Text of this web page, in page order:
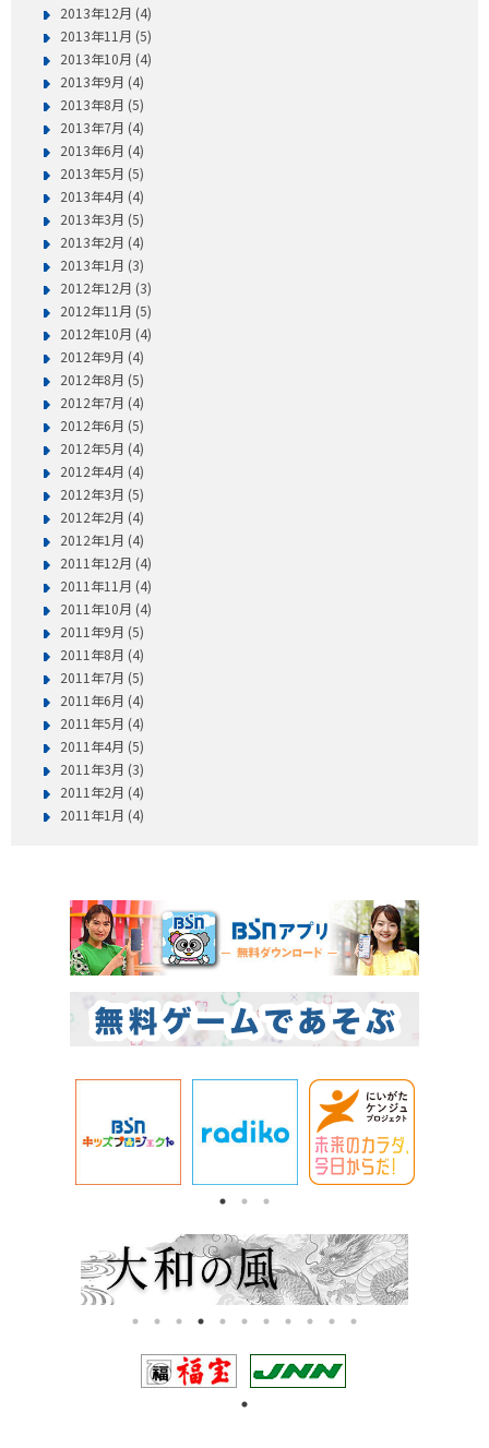
2013年12月 (4)
2013年11月 (5)
2013年10月 (4)
2013年9月 (4)
2013年8月 (5)
2013年7月 (4)
2013年6月 (4)
2013年5月 (5)
2013年4月 (4)
2013年3月 (5)
2013年2月 (4)
2013年1月 (3)
2012年12月 (3)
2012年11月 (5)
2012年10月 (4)
2012年9月 (4)
2012年8月 (5)
2012年7月 (4)
2012年6月 (5)
2012年5月 (4)
2012年4月 (4)
2012年3月 (5)
2012年2月 (4)
2012年1月 (4)
2011年12月 (4)
2011年11月 (4)
2011年10月 (4)
2011年9月 (5)
2011年8月 (4)
2011年7月 (5)
2011年6月 (4)
2011年5月 (4)
2011年4月 (5)
2011年3月 (3)
2011年2月 (4)
2011年1月 (4)